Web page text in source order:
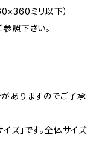
ミリ以下）
照下さい。
ありますのでご了承
ズ」です。全体サイズ